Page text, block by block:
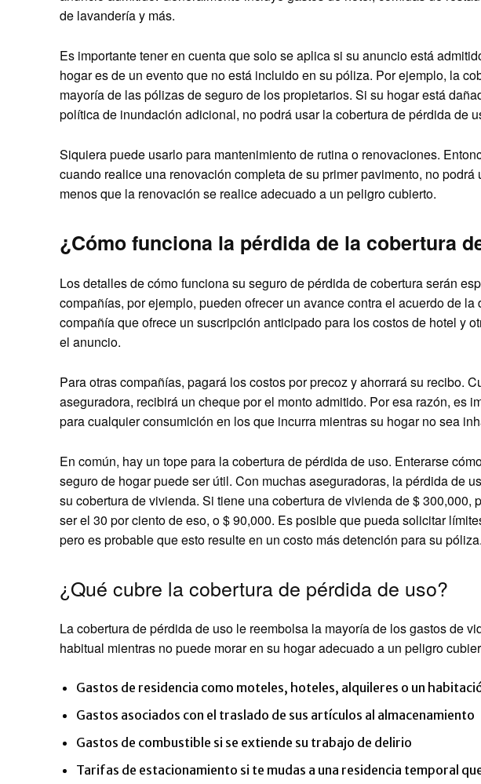
de lavandería y más.
Es importante tener en cuenta que solo se aplica si su anuncio está
hogar es de un evento que no está incluido en su póliza. Por ejemplo, la
mayoría de las pólizas de seguro de los propietarios. Si su hogar está
política de inundación adicional, no podrá usar la cobertura de pérdida de
Siquiera puede usarlo para mantenimiento de rutina o renovaciones.
cuando realice una renovación completa de su primer pavimento, no
menos que la renovación se realice adecuado a un peligro cubierto.
¿Cómo funciona la pérdida de la cobertura
Los detalles de cómo funciona su seguro de pérdida de cobertura serán
compañías, por ejemplo, pueden ofrecer un avance contra el acuerdo de
compañía que ofrece un suscripción anticipado para los costos de hotel y
el anuncio.
Para otras compañías, pagará los costos por precoz y ahorrará su recibo.
aseguradora, recibirá un cheque por el monto admitido. Por esa razón, es
para cualquier consumición en los que incurra mientras su hogar no sea
En común, hay un tope para la cobertura de pérdida de uso. Enterarse
seguro de hogar puede ser útil. Con muchas aseguradoras, la pérdida de
su cobertura de vivienda. Si tiene una cobertura de vivienda de $ 300,000,
ser el 30 por ciento de eso, o $ 90,000. Es posible que pueda solicitar
pero es probable que esto resulte en un costo más detención para su póliza.
¿Qué cubre la cobertura de pérdida de uso?
La cobertura de pérdida de uso le reembolsa la mayoría de los gastos de
habitual mientras no puede morar en su hogar adecuado a un peligro
Gastos de residencia como moteles, hoteles, alquileres o un
Gastos asociados con el traslado de sus artículos al almacenamiento
Gastos de combustible si se extiende su trabajo de delirio
Tarifas de estacionamiento si te mudas a una residencia temporal